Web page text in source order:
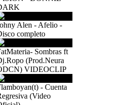
Alen - Afelio -
completo
Sombras ft
(Prod.Neura
VIDEOCLIP
- Cuenta
(Video